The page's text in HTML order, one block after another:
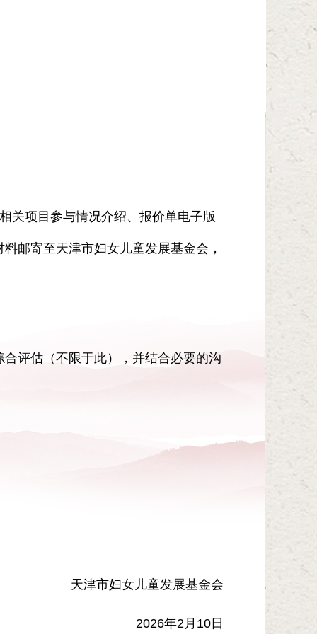
关项目参与情况介绍、报价单电子版
邮寄至天津市妇女儿童发展基金会，
评估（不限于此），并结合必要的沟
天津市妇女儿童发展基金会
2026年2月10日